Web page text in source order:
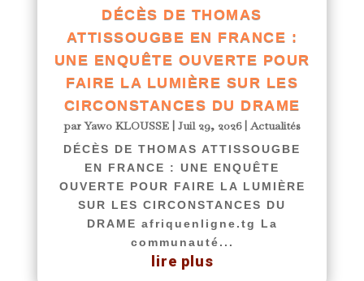
DÉCÈS DE THOMAS
ATTISSOUGBE EN FRANCE :
UNE ENQUÊTE OUVERTE POUR
FAIRE LA LUMIÈRE SUR LES
CIRCONSTANCES DU DRAME
parYawo KLOUSSE| Juil 29, 2026|Actualités
DÉCÈS DE THOMAS ATTISSOUGBE
EN FRANCE : UNE ENQUÊTE
OUVERTE POUR FAIRE LA LUMIÈRE
SUR LES CIRCONSTANCES DU
DRAME afriquenligne.tg La
communauté...
lire plus